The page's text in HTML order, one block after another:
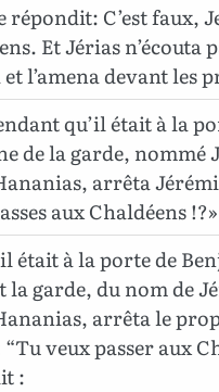
répondit: C’est faux,
Et Jérias n’écouta
l’amena devant les
qu’il était à la
de la garde, nommé
arrêta
aux Chaldéens !?»
était à la porte de
la garde, du nom de
arrêta le
veux passer aux
: